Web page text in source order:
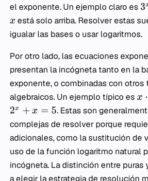
el exponente. Un ejemplo claro es 3
x está solo arriba. Resolver estas
igualar las bases o usar logaritmos.
Por otro lado, las ecuaciones
presentan la incógneta tanto en la
exponente, o combinadas con otros
algebraicos. Un ejemplo típico es x ⋅
2x + x = 5. Estas son
complejas de resolver porque
adicionales, como la sustitución de
uso de la función logaritmo natural
incógneta. La distinción entre puras
a elegir la estrategia de resolución